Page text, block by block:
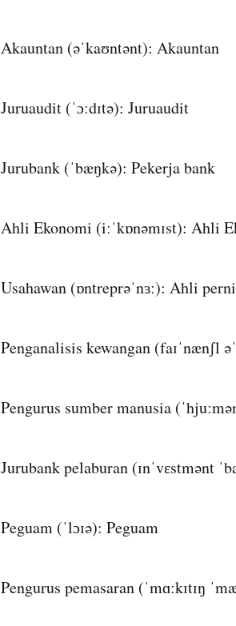
Akauntan (əˈkaʊntənt): Akauntan
Juruaudit (ˈɔːdɪtə): Juruaudit
Jurubank (ˈbæŋkə): Pekerja bank
Ahli Ekonomi (iːˈkɒnəmɪst): Ahli
Usahawan (ɒntreprəˈnɜː): Ahli
Penganalisis kewangan (faɪˈnænʃl
Pengurus sumber manusia
Jurubank pelaburan (ɪnˈvɛstmənt
Peguam (ˈlɔɪə): Peguam
Pengurus pemasaran (ˈmɑːkɪtɪŋ